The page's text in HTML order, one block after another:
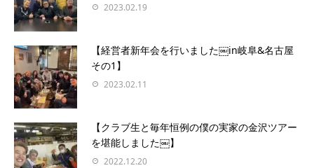
2023.02.19
【経営者新年会を行いました￼in岐阜&名古屋
その1】
2023.02.11
【クラブ生と毎年恒例の僕の実家の金沢ツアー
を堪能しました￼】
2022.12.20